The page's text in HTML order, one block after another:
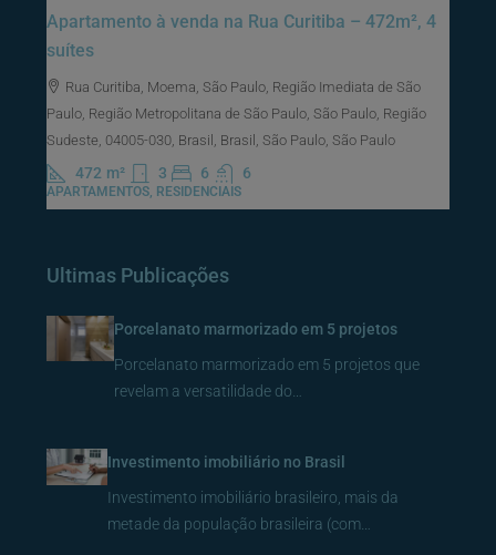
Apartamento à venda na Rua Curitiba – 472m², 4
suítes
Rua Curitiba, Moema, São Paulo, Região Imediata de São
Paulo, Região Metropolitana de São Paulo, São Paulo, Região
Sudeste, 04005-030, Brasil, Brasil, São Paulo, São Paulo
472 m² 3 6 6
APARTAMENTOS, RESIDENCIAIS
Ultimas Publicações
Porcelanato marmorizado em 5 projetos
Porcelanato marmorizado em 5 projetos que
revelam a versatilidade do…
Investimento imobiliário no Brasil
Investimento imobiliário brasileiro, mais da
metade da população brasileira (com…